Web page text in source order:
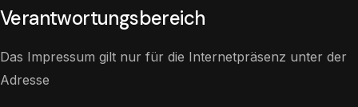
Verantwortungsbereich
Das Impressum gilt nur für die Internetpräsenz unter der
Adresse